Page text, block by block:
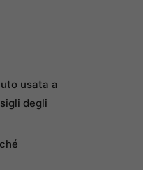
usata a
degli